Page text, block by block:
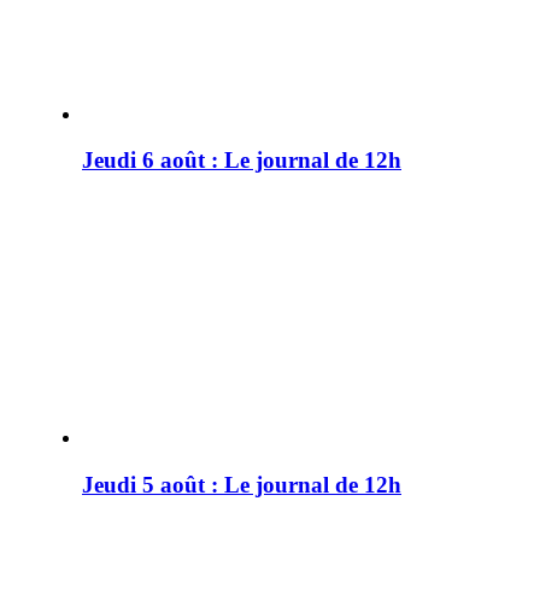
Jeudi 6 août : Le journal de 12h
Jeudi 5 août : Le journal de 12h